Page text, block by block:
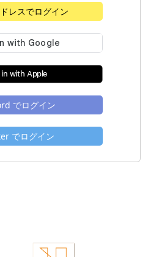
レスでログイン
with Apple
でログイン
でログイン